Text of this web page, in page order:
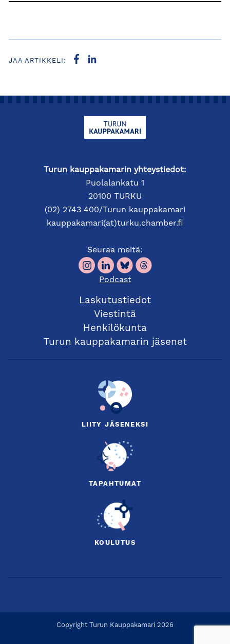
JAA ARTIKKELI:
Turun kauppakamarin yhteystiedot:
Puolalankatu 1
20100 TURKU
(02) 2743 400/Turun kauppakamari
kauppakamari(at)turku.chamber.fi
Seuraa meitä:
Podcast
Laskutustiedot
Viestintä
Henkilökunta
Turun kauppakamarin jäsenet
LIITY JÄSENEKSI
TAPAHTUMAT
KOULUTUS
Copyright Turun Kauppakamari 2026